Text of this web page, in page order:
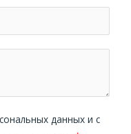
данных и с